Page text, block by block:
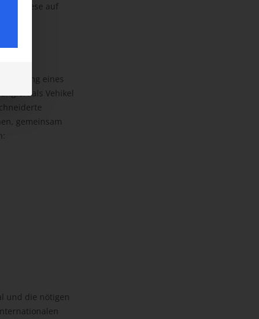
sich diese auf
eines
als Vehikel
gemeinsam
und die nötigen